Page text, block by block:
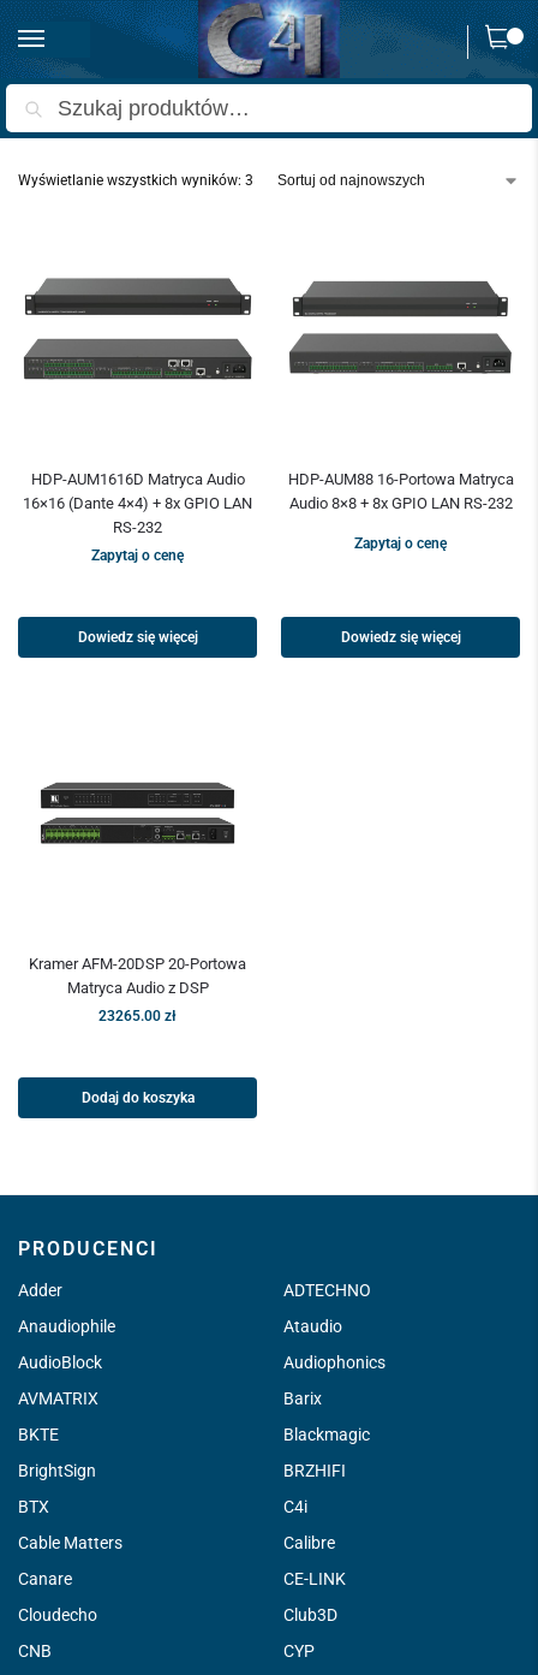
0
Strona główna Produkty oznaczone “Matryca Audio”
Wyświetlanie wszystkich wyników: 3
HDP-AUM1616D Matryca Audio
16×16 (Dante 4×4) + 8x GPIO LAN
RS-232
Zapytaj o cenę
Dowiedz się więcej
HDP-AUM88 16-Portowa Matryca
Audio 8×8 + 8x GPIO LAN RS-232
Zapytaj o cenę
Dowiedz się więcej
Kramer AFM-20DSP 20-Portowa
Matryca Audio z DSP
23265.00 zł
Dodaj do koszyka
PRODUCENCI
Adder
ADTECHNO
Anaudiophile
Ataudio
AudioBlock
Audiophonics
AVMATRIX
Barix
BKTE
Blackmagic
BrightSign
BRZHIFI
BTX
C4i
Cable Matters
Calibre
Canare
CE-LINK
Cloudecho
Club3D
CNB
CYP